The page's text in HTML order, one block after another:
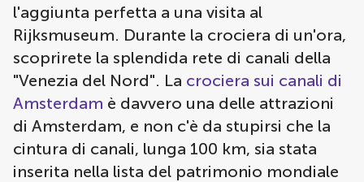
l'aggiunta perfetta a una visita al
Rijksmuseum. Durante la crociera di un'ora,
scoprirete la splendida rete di canali della
"Venezia del Nord". La crociera sui canali di
Amsterdam è davvero una delle attrazioni
di Amsterdam, e non c'è da stupirsi che la
cintura di canali, lunga 100 km, sia stata
inserita nella lista del patrimonio mondiale